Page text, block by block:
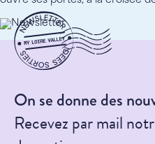
On se donne des
Recevez par mail